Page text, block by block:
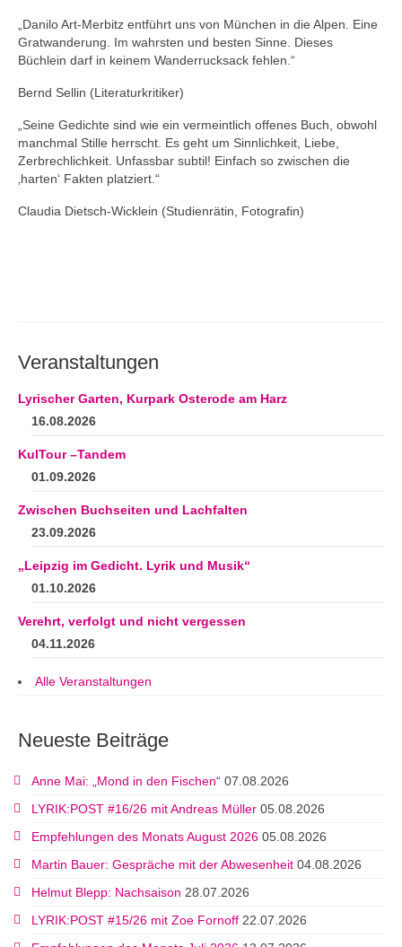
„Danilo Art-Merbitz entführt uns von München in die Alpen. Eine
Gratwanderung. Im wahrsten und besten Sinne. Dieses
Büchlein darf in keinem Wanderrucksack fehlen.“
Bernd Sellin (Literaturkritiker)
„Seine Gedichte sind wie ein vermeintlich offenes Buch, obwohl
manchmal Stille herrscht. Es geht um Sinnlichkeit, Liebe,
Zerbrechlichkeit. Unfassbar subtil! Einfach so zwischen die
‚harten‘ Fakten platziert.“
Claudia Dietsch-Wicklein (Studienrätin, Fotografin)
Veranstaltungen
Lyrischer Garten, Kurpark Osterode am Harz
16.08.2026
KulTour –Tandem
01.09.2026
Zwischen Buchseiten und Lachfalten
23.09.2026
„Leipzig im Gedicht. Lyrik und Musik“
01.10.2026
Verehrt, verfolgt und nicht vergessen
04.11.2026
Alle Veranstaltungen
Neueste Beiträge
Anne Mai: „Mond in den Fischen“ 07.08.2026
LYRIK:POST #16/26 mit Andreas Müller 05.08.2026
Empfehlungen des Monats August 2026 05.08.2026
Martin Bauer: Gespräche mit der Abwesenheit 04.08.2026
Helmut Blepp: Nachsaison 28.07.2026
LYRIK:POST #15/26 mit Zoe Fornoff 22.07.2026